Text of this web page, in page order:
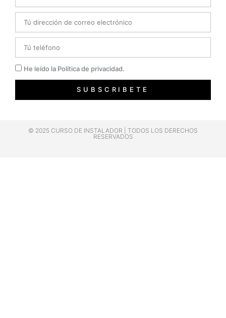
Privacidad
He leído la Política de privacidad.
SUBSCRIBETE
© 2025 CURSO DE INSTALADOR | TODOS LOS DERECHOS
RESERVADOS